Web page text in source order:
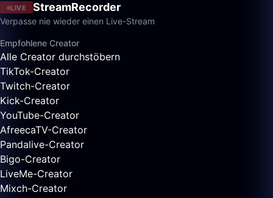
LIVE StreamRecorder
Verpasse nie wieder einen Live-Stream
Empfohlene Creator
Alle Creator durchstöbern
TikTok-Creator
Twitch-Creator
Kick-Creator
YouTube-Creator
AfreecaTV-Creator
Pandalive-Creator
Bigo-Creator
LiveMe-Creator
Mixch-Creator